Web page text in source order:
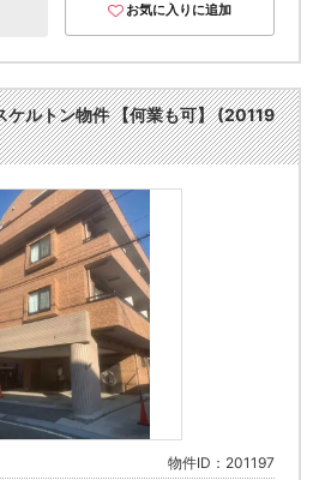
お気に入りに追加
ケルトン物件 【何業も可】 (20119
物件ID：201197